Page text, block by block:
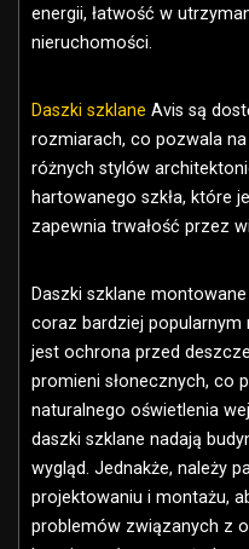
energii, łatwość w
nieruchomości.
Daszki szklane Avis są
rozmiarach, co pozwala
różnych stylów
hartowanego szkła, które
zapewnia trwałość przez
Daszki szklane
coraz bardziej popularnym
jest ochrona przed
promieni słonecznych, co
naturalnego oświetlenia
daszki szklane nadają
wygląd. Jednakże, należy
projektowaniu i montażu,
problemów związanych z